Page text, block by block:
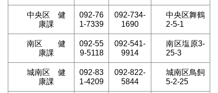
中央区 健
康課
092-76
1-7339
092-734-
1690
中央区舞鶴
2-5-1
南区 健
康課
092-55
9-5118
092-541-
9914
南区塩原3-
25-3
城南区 健
康課
092-83
1-4209
092-822-
5844
城南区鳥飼
5-2-25